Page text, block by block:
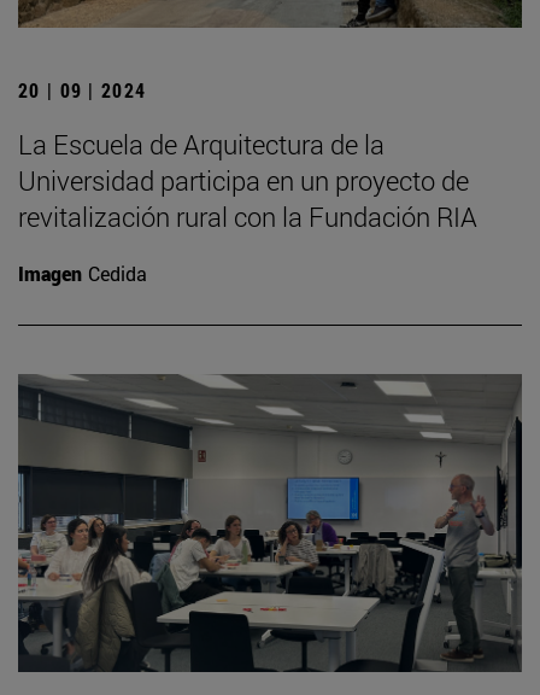
20 | 09 | 2024
La Escuela de Arquitectura de la
Universidad participa en un proyecto de
revitalización rural con la Fundación RIA
Imagen Cedida